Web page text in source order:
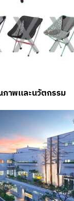
าพและนวัตกรรม